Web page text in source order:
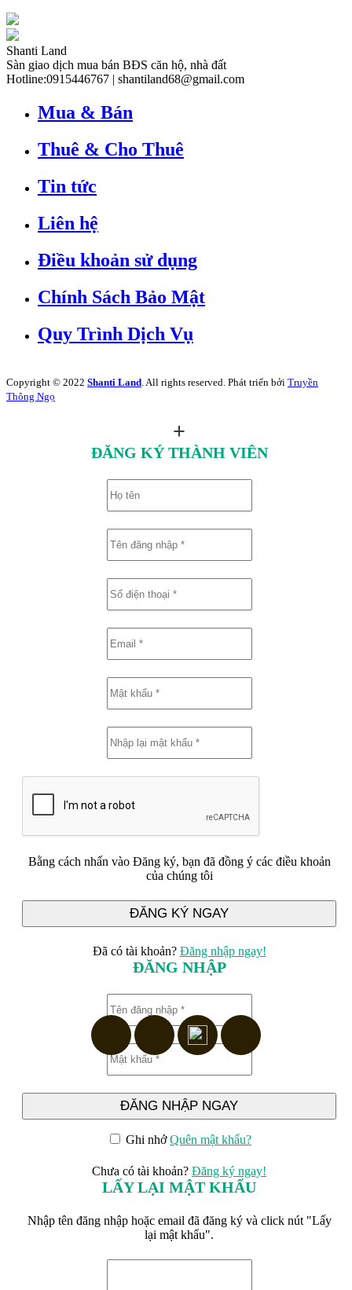
Shanti Land
Sàn giao dịch mua bán BĐS căn hộ, nhà đất
Hotline:0915446767 | shantiland68@gmail.com
Mua & Bán
Thuê & Cho Thuê
Tin tức
Liên hệ
Điều khoản sử dụng
Chính Sách Bảo Mật
Quy Trình Dịch Vụ
Copyright © 2022 Shanti Land . All rights reserved. Phát triển bởi Truyền
Thông Ngọ
ĐĂNG KÝ THÀNH VIÊN
Bằng cách nhấn vào Đăng ký, bạn đã đồng ý các điều khoản
của chúng tôi
ĐĂNG KÝ NGAY
Đã có tài khoản? Đăng nhập ngay!
ĐĂNG NHẬP
ĐĂNG NHẬP NGAY
Ghi nhớ Quên mật khẩu?
Chưa có tài khoản? Đăng ký ngay!
LẤY LẠI MẬT KHẨU
Nhập tên đăng nhập hoặc email đã đăng ký và click nút "Lấy
lại mật khẩu".